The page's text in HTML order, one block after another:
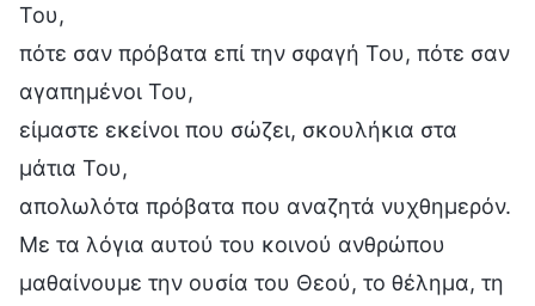
Του,
πότε σαν πρόβατα επί την σφαγή Του, πότε σαν
αγαπημένοι Του,
είμαστε εκείνοι που σώζει, σκουλήκια στα
μάτια Του,
απολωλότα πρόβατα που αναζητά νυχθημερόν.
Με τα λόγια αυτού του κοινού ανθρώπου
μαθαίνουμε την ουσία του Θεού, το θέλημα, τη